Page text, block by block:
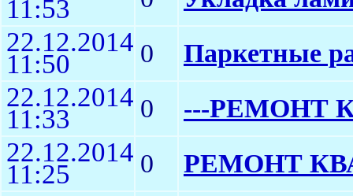
11:53
22.12.2014
11:50 0 Паркетные
22.12.2014
11:33 0 ---РЕМОНТ
22.12.2014
11:25 0 РЕМОНТ